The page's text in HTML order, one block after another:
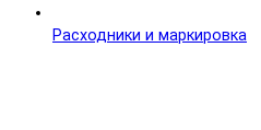
Расходники и маркировка